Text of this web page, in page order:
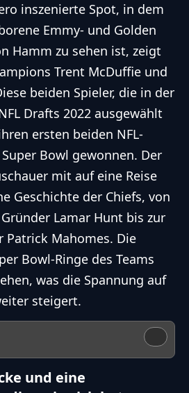
inszenierte Spot, in dem
Emmy- und Golden
Hamm zu sehen ist, zeigt
Trent McDuffie und
beiden Spieler, die in der
Drafts 2022 ausgewählt
ersten beiden NFL-
Bowl gewonnen. Der
mit auf eine Reise
Geschichte der Chiefs, von
Lamar Hunt bis zur
Patrick Mahomes. Die
Bowl-Ringe des Teams
was die Spannung auf
steigert.
und eine